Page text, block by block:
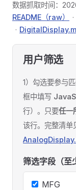
数据抓取时间：
README（raw）
·
·
用户筛选
1）勾选要参与
框中填写
行）。只要任一
该行。完整清单
筛选字段（至
MFG